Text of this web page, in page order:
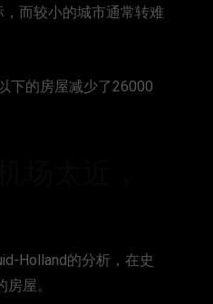
而较小的城市通常转难
下的房屋减少了26000
Holland的分析，在史
屋。